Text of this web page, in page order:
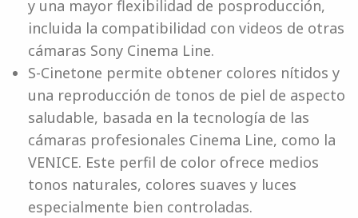
y una mayor flexibilidad de posproducción,
incluida la compatibilidad con videos de otras
cámaras Sony Cinema Line.
S-Cinetone permite obtener colores nítidos y
una reproducción de tonos de piel de aspecto
saludable, basada en la tecnología de las
cámaras profesionales Cinema Line, como la
VENICE. Este perfil de color ofrece medios
tonos naturales, colores suaves y luces
especialmente bien controladas.